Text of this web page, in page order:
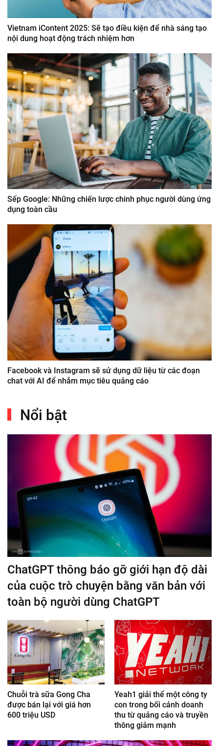
Vietnam iContent 2025: Sẽ tạo điều kiện để nhà sáng tạo
nội dung hoạt động trách nhiệm hơn
Sếp Google: Những chiến lược chinh phục người dùng ứng
dụng toàn cầu
Facebook và Instagram sẽ sử dụng dữ liệu từ các đoạn
chat với AI để nhắm mục tiêu quảng cáo
Nổi bật
ChatGPT thông báo gỡ giới hạn độ dài
của cuộc trò chuyện bằng văn bản với
toàn bộ người dùng ChatGPT
Chuỗi trà sữa Gong Cha
được bán lại với giá hơn
600 triệu USD
Yeah1 giải thể một công ty
con trong bối cảnh doanh
thu từ quảng cáo và truyền
thông giảm mạnh